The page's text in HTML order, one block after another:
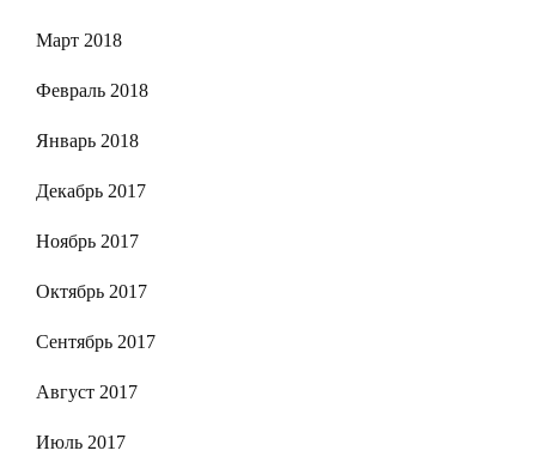
Март 2018
Февраль 2018
Январь 2018
Декабрь 2017
Ноябрь 2017
Октябрь 2017
Сентябрь 2017
Август 2017
Июль 2017